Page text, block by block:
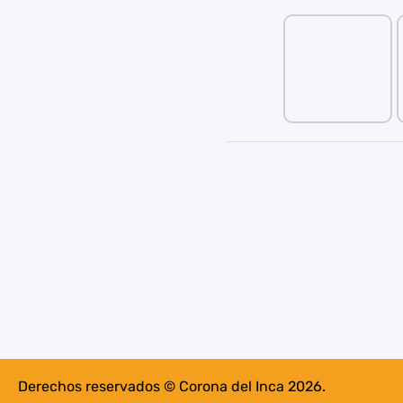
Derechos reservados © Corona del Inca 2026.